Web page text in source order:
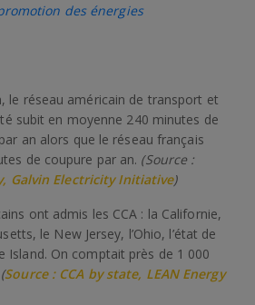
des énergies
le réseau américain de transport et
subit en moyenne 240 minutes de
an alors que le réseau français
de coupure par an. (Source :
Galvin Electricity Initiative)
ont admis les CCA : la Californie,
le New Jersey, l’Ohio, l’état de
Island. On comptait près de 1 000
(Source : CCA by state, LEAN Energy